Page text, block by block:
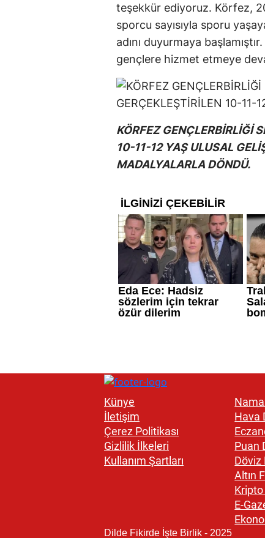
teşekkür ediyoruz. Körfez,
sporcu sayısıyla sporu
adını duyurmaya
gençlere hizmet etmeye
KÖRFEZ GENÇLERBİRLİĞİ
10-11-12 YAŞ ULUSAL
MADALYALARLA DÖNDÜ.
Künye
İletişim
Çerez Politikası
Gizlilik İlkeleri
Kullanım Şartları
Hava
Puan
Döviz
Altın
Kripto
E-
Dilde Fikirde İşte Birlik - 2025